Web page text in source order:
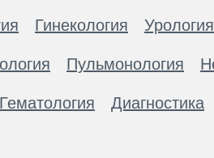
Гинекология Урология
Пульмонология
Гематология Диагностика